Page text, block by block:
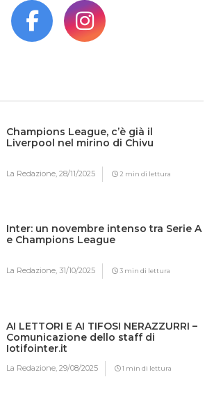
Champions League, c’è già il
Liverpool nel mirino di Chivu
La Redazione,28/11/2025 2 min di lettura
Inter: un novembre intenso tra Serie A
e Champions League
La Redazione,31/10/2025 3 min di lettura
AI LETTORI E AI TIFOSI NERAZZURRI –
Comunicazione dello staff di
Iotifointer.it
La Redazione,29/08/2025 1 min di lettura